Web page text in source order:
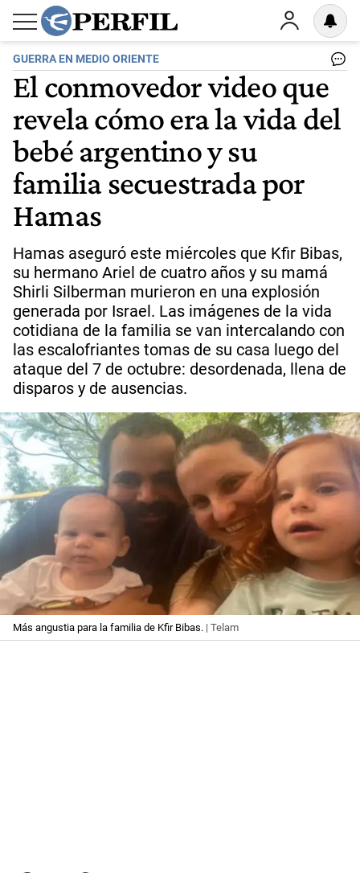
GUERRA EN MEDIO ORIENTE
El conmovedor video que
revela cómo era la vida del
bebé argentino y su
familia secuestrada por
Hamas
Hamas aseguró este miércoles que Kfir Bibas,
su hermano Ariel de cuatro años y su mamá
Shirli Silberman murieron en una explosión
generada por Israel. Las imágenes de la vida
cotidiana de la familia se van intercalando con
las escalofriantes tomas de su casa luego del
ataque del 7 de octubre: desordenada, llena de
disparos y de ausencias.
Más angustia para la familia de Kfir Bibas. | Telam